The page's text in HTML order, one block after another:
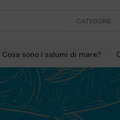
CATEGORIE
Cosa sono i salumi di mare?